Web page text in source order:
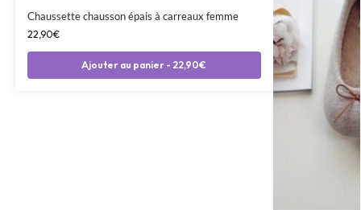
Chaussette chausson épais à carreaux femme
22,90€
Ajouter au panier - 22,90€